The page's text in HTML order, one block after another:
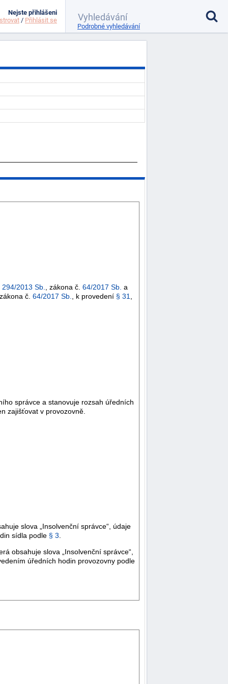
294/2013 Sb. , zákona č. 64/2017 Sb. a
č. 64/2017 Sb. , k provedení § 31
správce a stanovuje rozsah úředních
zajišťovat v provozovně.
slova „Insolvenční správce“, údaje
sídla podle § 3
slova „Insolvenční správce“,
úředních hodin provozovny podle
Nejste přihlášeni
/ Přihlásit se
Podrobné vyhledávání